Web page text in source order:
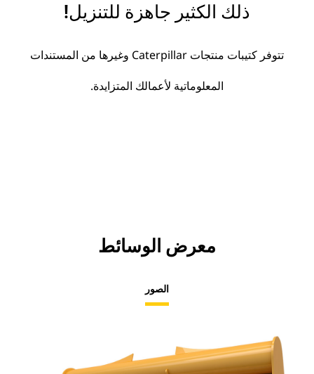
ذلك الكثير جاهزة للتنزيل!
تتوفر كتيبات منتجات Caterpillar وغيرها من المستندات
المعلوماتية لأعمالك المتزايدة.
معرض الوسائط
الصور